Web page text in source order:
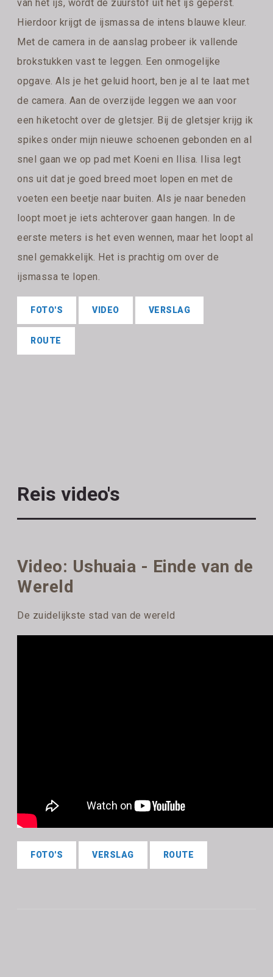
van het ijs, wordt de zuurstof uit het ijs geperst.
Hierdoor krijgt de ijsmassa de intens blauwe kleur.
Met de camera in de aanslag probeer ik vallende
brokstukken vast te leggen. Een onmogelijke
opgave. Als je het geluid hoort, ben je al te laat met
de camera. Aan de overzijde leggen we aan voor
een hiketocht over de gletsjer. Bij de gletsjer krijg ik
spikes onder mijn nieuwe schoenen gebonden en al
snel gaan we op pad met Koeni en Ilisa. Ilisa legt
ons uit dat je goed breed moet lopen en met de
voeten een beetje naar buiten. Als je naar beneden
loopt moet je iets achterover gaan hangen. In de
eerste meters is het even wennen, maar het loopt al
snel gemakkelijk. Het is prachtig om over de
ijsmassa te lopen.
FOTO'S VIDEO VERSLAG
ROUTE
Reis video's
Video: Ushuaia - Einde van de
Wereld
De zuidelijkste stad van de wereld
FOTO'S VERSLAG ROUTE